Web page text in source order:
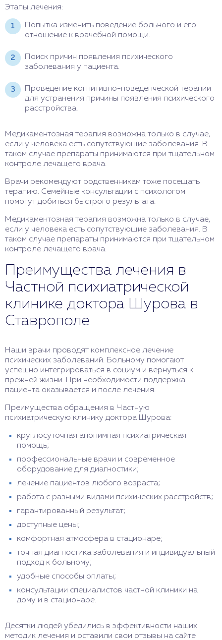
Этапы лечения:
Попытка изменить поведение больного и его
отношение к врачебной помощи.
Поиск причин появления психического
заболевания у пациента.
Проведение когнитивно-поведенческой терапии
для устранения причины появления психического
расстройства.
Медикаментозная терапия возможна только в случае,
если у человека есть сопутствующие заболевания. В
таком случае препараты принимаются при тщательном
контроле лечащего врача.
Врачи рекомендуют родственникам тоже посещать
терапию. Семейные консультации с психологом
помогут добиться быстрого результата.
Медикаментозная терапия возможна только в случае,
если у человека есть сопутствующие заболевания. В
таком случае препараты принимаются при тщательном
контроле лечащего врача.
Преимущества лечения в
Частной психиатрической
клинике доктора Шурова в
Ставрополе
Наши врачи проводят комплексное лечение
психических заболеваний. Больному помогают
успешно интегрироваться в социум и вернуться к
прежней жизни. При необходимости поддержка
пациента оказывается и после лечения.
Преимущества обращения в Частную
психиатрическую клинику доктора Шурова:
круглосуточная анонимная психиатрическая
помощь;
профессиональные врачи и современное
оборудование для диагностики;
лечение пациентов любого возраста;
работа с разными видами психических расстройств;
гарантированный результат;
доступные цены;
комфортная атмосфера в стационаре;
точная диагностика заболевания и индивидуальный
подход к больному;
удобные способы оплаты;
консультации специалистов частной клиники на
дому и в стационаре.
Десятки людей убедились в эффективности наших
методик лечения и оставили свои отзывы на сайте